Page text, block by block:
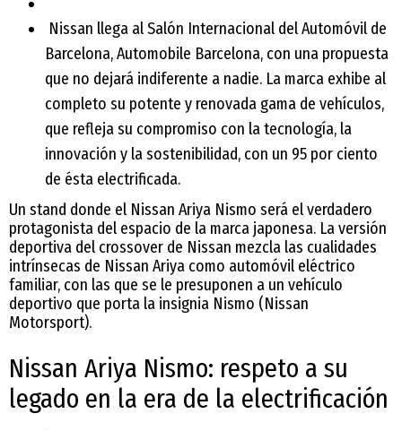
Nissan llega al Salón Internacional del Automóvil de
Barcelona, Automobile Barcelona, con una propuesta
que no dejará indiferente a nadie. La marca exhibe al
completo su potente y renovada gama de vehículos,
que refleja su compromiso con la tecnología, la
innovación y la sostenibilidad, con un 95 por ciento
de ésta electrificada.
Un stand donde el Nissan Ariya Nismo será el verdadero
protagonista del espacio de la marca japonesa. La versión
deportiva del crossover de Nissan mezcla las cualidades
intrínsecas de Nissan Ariya como automóvil eléctrico
familiar, con las que se le presuponen a un vehículo
deportivo que porta la insignia Nismo (Nissan
Motorsport).
Nissan Ariya Nismo: respeto a su
legado en la era de la electrificación